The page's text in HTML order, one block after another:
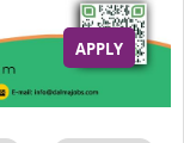
APPLY